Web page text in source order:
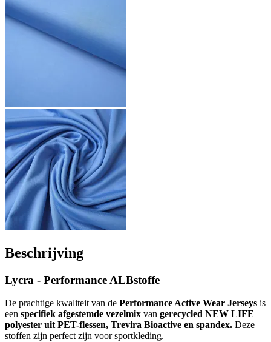
Beschrijving
Lycra - Performance ALBstoffe
De prachtige kwaliteit van de Performance Active Wear Jerseys is
een specifiek afgestemde vezelmix van gerecycled NEW LIFE
polyester uit PET-flessen, Trevira Bioactive en spandex. Deze
stoffen zijn perfect zijn voor sportkleding.